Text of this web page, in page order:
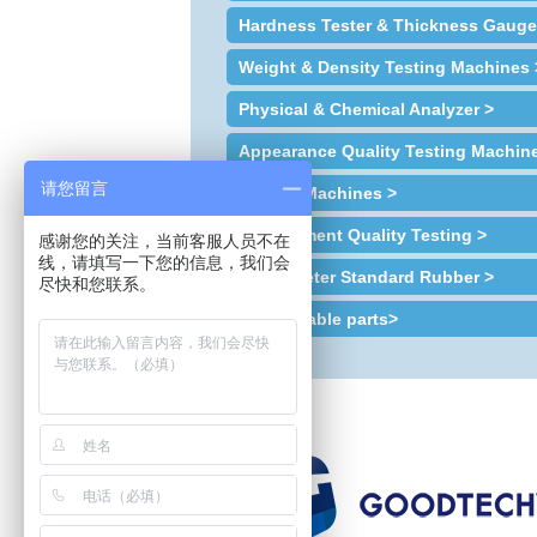
Hardness Tester & Thickness
Weight & Density Testing Machines
Physical & Chemical Analyzer >
Appearance Quality Testing
Sample Machines >
Environment Quality Testing >
Plastometer Standard Rubber >
Consumable parts>
请您留言
感谢您的关注，当前客服人员不在
线，请填写一下您的信息，我们会
尽快和您联系。